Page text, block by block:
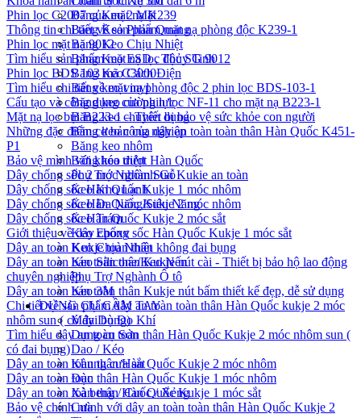
Băng Keo 2 Mặt
Băng Keo Phản Quang
Băng Keo Chịu Nhiệt
Băng Keo ESD , Thủy Tinh
Băng Keo Cách Điện
Băng keo vinyl
Băng keo cường lực
Băng keo chuyên dụng
Băng keo công nghiệp
Băng keo nhôm
Băng keo điện
Phụ Trợ Nghành Gỗ
Keo Kho Lạnh
Keo Đa Năng/Siêu Năng
Keo Trám
Keo Epoxy
Keo Chịu Nhiệt
Keo Silicone/Keo Nến
Phụ Trợ Nghành Ô tô
Keo 3M
DỤNG CỤ CẦM TAY
Máy Dò Đo Khí
Dụng cụ Sơn
Dao / Kéo
Khung cưa sắt
Đục
Xà beng / Cuốc / Xẻng
Cưa
Phin lọc C2007 của mặt nạ K239
Thông tin chi tiết về sản phẩm mặt nạ phòng độc K239-1
Phin lọc mặt nạ 9012
Tìm hiểu sản phẩm mặt nạ lọc độc SG 9012
Phin lọc BDS 103 mã C3000
Tìm hiểu chi tiết về mặt nạ phòng độc 2 phin lọc BDS-103-1
Cấu tạo và công dụng của phin lọc NF-11 cho mặt nạ B223-1
Mặt nạ lọc bụi B223-1 – Thiết bị bảo vệ sức khỏe con người
Những đặc điểm cơ bản của dây an toàn toàn thân Hàn Quốc K451-
P1
Bảo vệ mình với khóa trượt Hàn Quốc
Dây chống sốc 2 móc nhôm Sun Kukie an toàn
Dây chống sốc Hàn Quốc Kukje 1 móc nhôm
Dây chống sốc Hàn Quốc Kukje 2 móc nhôm
Dây chống sốc Hàn Quốc Kukje 2 móc sắt
Giới thiệu về dây chống sốc Hàn Quốc Kukje 1 móc sắt
Dây an toàn Kukje toàn thân không đai bụng
Dây an toàn bán toàn thân Kukje nút cài - Thiết bị bảo hộ lao động
chuyên nghiệp
Dây an toàn bán toàn thân Kukje nút bấm thiết kế đẹp, dễ sử dụng
Chi tiết về sản phẩm dây an toàn toàn thân Hàn Quốc kukje 2 móc
nhôm sun ( có đai bụng)
Tìm hiểu dây an toàn toàn thân Hàn Quốc Kukje 2 móc nhôm sun (
có đai bụng)
Dây an toàn toàn thân Hàn Quốc Kukje 2 móc nhôm
Dây an toàn toàn thân Hàn Quốc Kukje 1 móc nhôm
Dây an toàn toàn thân Hàn Quốc Kukje 1 móc sắt
Bảo vệ chính mình với dây an toàn toàn thân Hàn Quốc Kukje 2